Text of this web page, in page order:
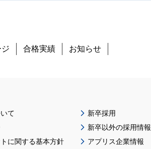
合格実績 お知らせ
て
に関する基本方針
新卒採用
新卒以外の採用情報
アプリス企業情報